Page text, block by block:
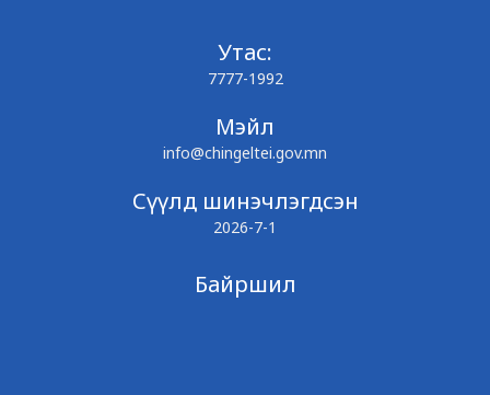
Утас:
7777-1992
Мэйл
info@chingeltei.gov.mn
Сүүлд шинэчлэгдсэн
2026-7-1
Байршил